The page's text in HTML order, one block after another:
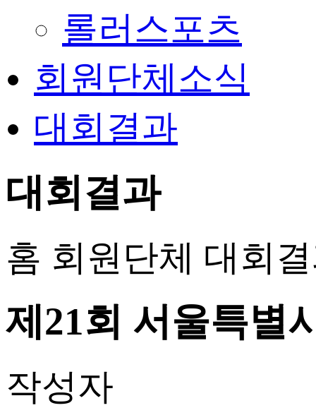
롤러스포츠
회원단체소식
대회결과
대회결과
홈 회원단체 대회
제21회 서울특별
작성자